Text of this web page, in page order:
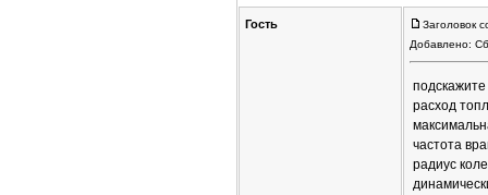
Гость
Заголовок
Добавлено:
расход
частота
радиус